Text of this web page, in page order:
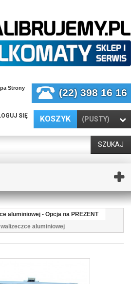
Strony (22) 398 16 16
KOSZYK (PUSTY)
SIĘ
SZUKAJ
aluminiowej - Opcja na PREZENT
aluminiowej